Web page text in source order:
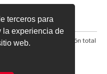
terceros para
la experiencia de
web.
Prohibida la reproducción total
medio electrónico*